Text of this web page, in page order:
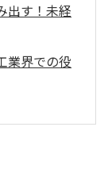
出す！未経
業界での役
体工の魅